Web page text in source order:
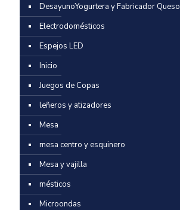
DesayunoYogurtera y Fabricador Queso
Electrodomésticos
Espejos LED
Inicio
Juegos de Copas
leñeros y atizadores
Mesa
mesa centro y esquinero
Mesa y vajilla
mésticos
Microondas